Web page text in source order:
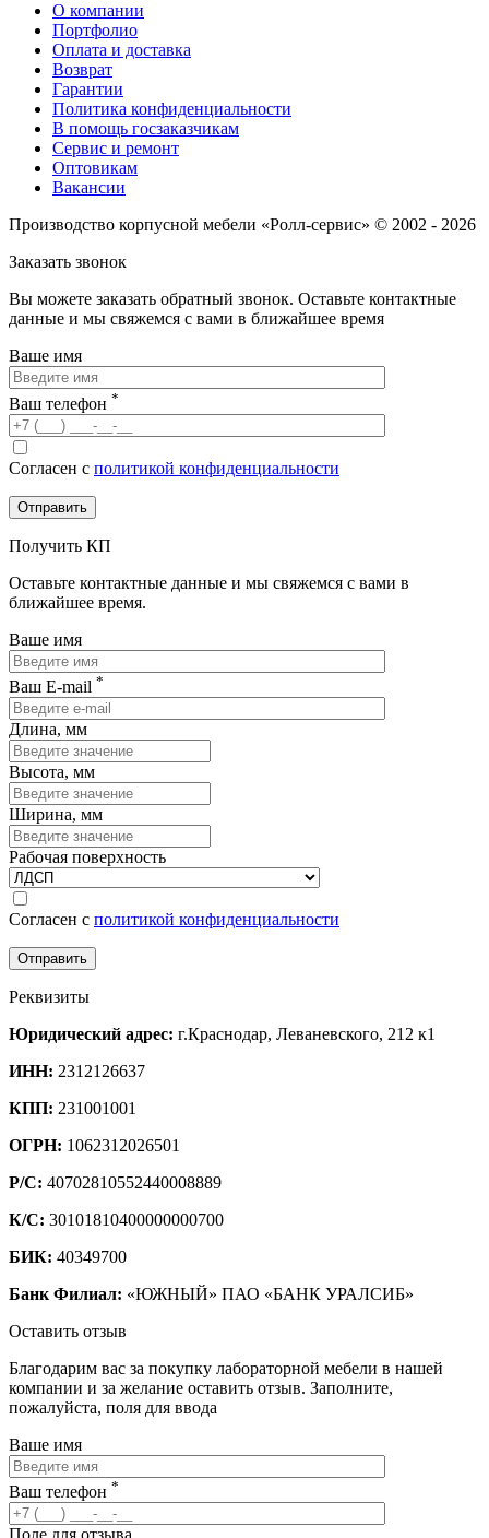
О компании
Портфолио
Оплата и доставка
Возврат
Гарантии
Политика конфиденциальности
В помощь госзаказчикам
Сервис и ремонт
Оптовикам
Вакансии
Производство корпусной мебели «Ролл-сервис» © 2002 - 2026
Заказать звонок
Вы можете заказать обратный звонок. Оставьте контактные
данные и мы свяжемся с вами в ближайшее время
Ваше имя
Ваш телефон *
Согласен с политикой конфиденциальности
Получить КП
Оставьте контактные данные и мы свяжемся с вами в
ближайшее время.
Ваше имя
Ваш E-mail *
Длина, мм
Высота, мм
Ширина, мм
Рабочая поверхность
Согласен с политикой конфиденциальности
Реквизиты
Юридический адрес: г.Краснодар, Леваневского, 212 к1
ИНН: 2312126637
КПП: 231001001
ОГРН: 1062312026501
Р/С: 40702810552440008889
К/С: 30101810400000000700
БИК: 40349700
Банк Филиал: «ЮЖНЫЙ» ПАО «БАНК УРАЛСИБ»
Оставить отзыв
Благодарим вас за покупку лабораторной мебели в нашей
компании и за желание оставить отзыв. Заполните,
пожалуйста, поля для ввода
Ваше имя
Ваш телефон *